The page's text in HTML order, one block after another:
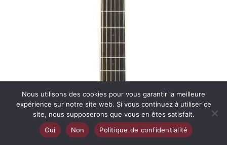
Nous utilisons des cookies pour vous garantir la meilleure
expérience sur notre site web. Si vous continuez à utiliser ce
site, nous supposerons que vous en êtes satisfait.
Oui
Non Politique de confidentialité